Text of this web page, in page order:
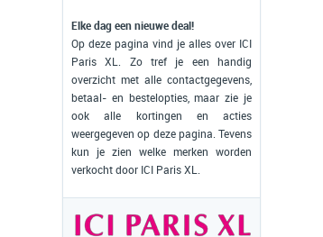
Elke dag een nieuwe deal!
Op deze pagina vind je alles over ICI
Paris XL. Zo tref je een handig
overzicht met alle contactgegevens,
betaal- en bestelopties, maar zie je
ook alle kortingen en acties
weergegeven op deze pagina. Tevens
kun je zien welke merken worden
verkocht door ICI Paris XL.